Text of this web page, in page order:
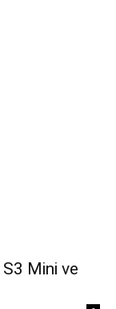
Mini ve